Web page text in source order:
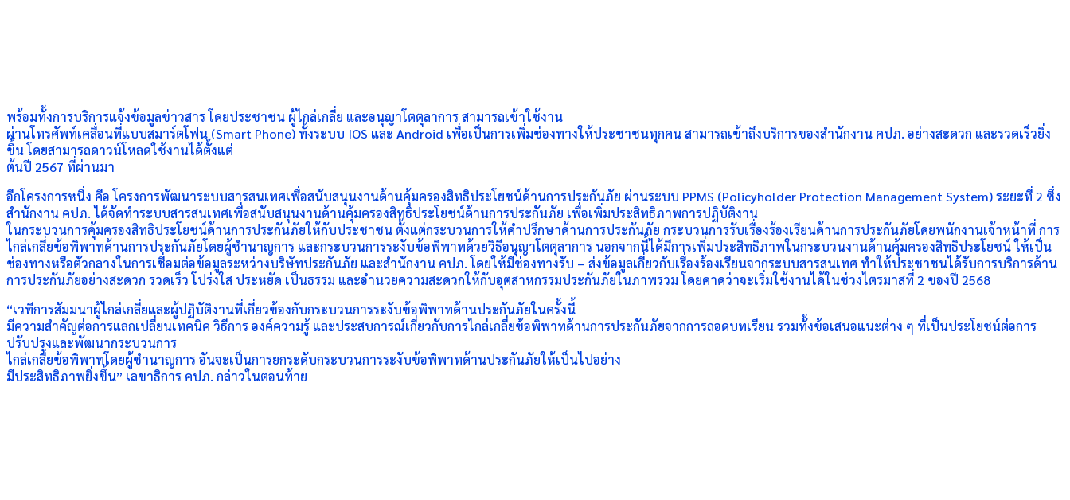
พร้อมทั้งการบริการแจ้งข้อมูลข่าวสาร โดยประชาชน ผู้ไกล่เกลี่ย และอนุญาโตตุลาการ สามารถเข้าใช้งาน
ผ่านโทรศัพท์เคลื่อนที่แบบสมาร์ตโฟน (Smart Phone) ทั้งระบบ IOS และ Android เพื่อเป็นการเพิ่มช่องทางให้ประชาชนทุกคน สามารถเข้าถึงบริการของสำนักงาน คปภ. อย่างสะดวก และรวดเร็วยิ่ง
ขึ้น โดยสามารถดาวน์โหลดใช้งานได้ตั้งแต่
ต้นปี 2567 ที่ผ่านมา
อีกโครงการหนึ่ง คือ โครงการพัฒนาระบบสารสนเทศเพื่อสนับสนุนงานด้านคุ้มครองสิทธิประโยชน์ด้านการประกันภัย ผ่านระบบ PPMS (Policyholder Protection Management System) ระยะที่ 2 ซึ่ง
สำนักงาน คปภ. ได้จัดทำระบบสารสนเทศเพื่อสนับสนุนงานด้านคุ้มครองสิทธิประโยชน์ด้านการประกันภัย เพื่อเพิ่มประสิทธิภาพการปฏิบัติงาน
ในกระบวนการคุ้มครองสิทธิประโยชน์ด้านการประกันภัยให้กับประชาชน ตั้งแต่กระบวนการให้คำปรึกษาด้านการประกันภัย กระบวนการรับเรื่องร้องเรียนด้านการประกันภัยโดยพนักงานเจ้าหน้าที่ การ
ไกล่เกลี่ยข้อพิพาทด้านการประกันภัยโดยผู้ชำนาญการ และกระบวนการระงับข้อพิพาทด้วยวิธีอนุญาโตตุลาการ นอกจากนี้ได้มีการเพิ่มประสิทธิภาพในกระบวนงานด้านคุ้มครองสิทธิประโยชน์ ให้เป็น
ช่องทางหรือตัวกลางในการเชื่อมต่อข้อมูลระหว่างบริษัทประกันภัย และสำนักงาน คปภ. โดยให้มีช่องทางรับ – ส่งข้อมูลเกี่ยวกับเรื่องร้องเรียนจากระบบสารสนเทศ ทำให้ประชาชนได้รับการบริการด้าน
การประกันภัยอย่างสะดวก รวดเร็ว โปร่งใส ประหยัด เป็นธรรม และอำนวยความสะดวกให้กับอุตสาหกรรมประกันภัยในภาพรวม โดยคาดว่าจะเริ่มใช้งานได้ในช่วงไตรมาสที่ 2 ของปี 2568
“เวทีการสัมมนาผู้ไกล่เกลี่ยและผู้ปฏิบัติงานที่เกี่ยวข้องกับกระบวนการระงับข้อพิพาทด้านประกันภัยในครั้งนี้
มีความสำคัญต่อการแลกเปลี่ยนเทคนิค วิธีการ องค์ความรู้ และประสบการณ์เกี่ยวกับการไกล่เกลี่ยข้อพิพาทด้านการประกันภัยจากการถอดบทเรียน รวมทั้งข้อเสนอแนะต่าง ๆ ที่เป็นประโยชน์ต่อการ
ปรับปรุงและพัฒนากระบวนการ
ไกล่เกลี่ยข้อพิพาทโดยผู้ชำนาญการ อันจะเป็นการยกระดับกระบวนการระงับข้อพิพาทด้านประกันภัยให้เป็นไปอย่าง
มีประสิทธิภาพยิ่งขึ้น” เลขาธิการ คปภ. กล่าวในตอนท้าย